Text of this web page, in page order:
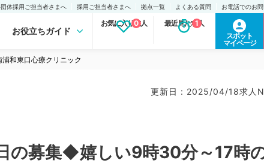
体採用ご担当者さまへ 採用ご担当者さまへ 拠点一覧 よくある質問 お電話でのお
お役立ちガイド
お気に入り求人
0 最近見た求人
1
スポット
マイページ
浦和東口心療クリニック
更新日 : 2025/04/18求人
の募集◆嬉しい9時30分～17時